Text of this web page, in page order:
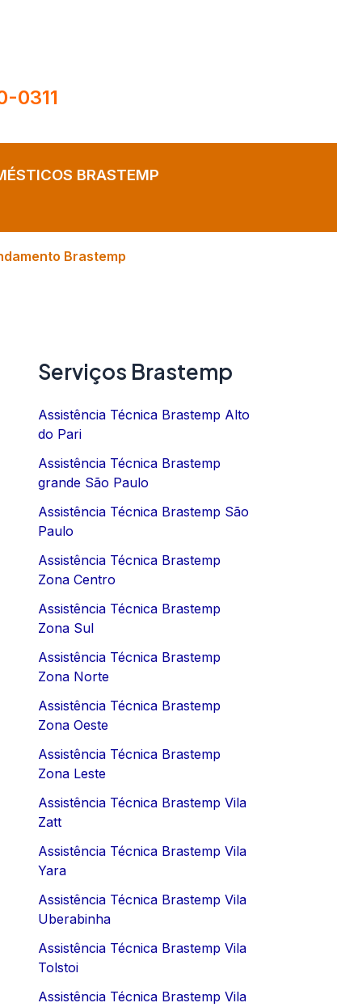
0311
BRASTEMP
Brastemp
Serviços Brastemp
Assistência Técnica Brastemp Alto
do Pari
Assistência Técnica Brastemp
grande São Paulo
Assistência Técnica Brastemp São
Paulo
Assistência Técnica Brastemp
Zona Centro
Assistência Técnica Brastemp
Zona Sul
Assistência Técnica Brastemp
Zona Norte
Assistência Técnica Brastemp
Zona Oeste
Assistência Técnica Brastemp
Zona Leste
Assistência Técnica Brastemp Vila
Zatt
Assistência Técnica Brastemp Vila
Yara
Assistência Técnica Brastemp Vila
Uberabinha
Assistência Técnica Brastemp Vila
Tolstoi
Assistência Técnica Brastemp Vila